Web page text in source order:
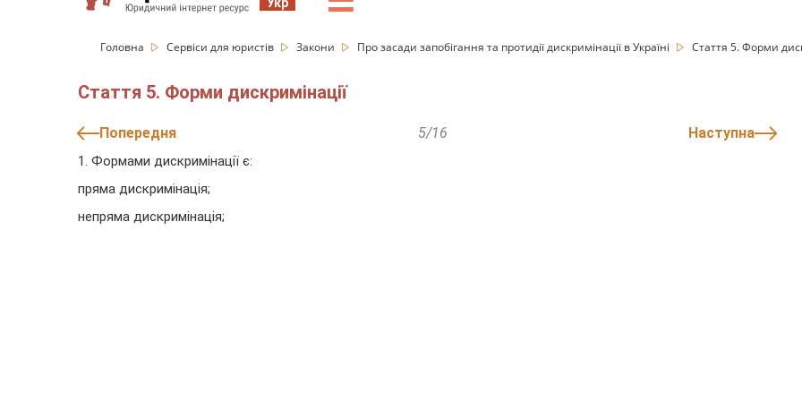
Головна Сервіси для юристів Закони Про засади запобігання та протидії дискримінації в Україні Стаття 5. Форми
Стаття 5. Форми дискримінації
Попередня 5/16 Наступна
1. Формами дискримінації є:
пряма дискримінація;
непряма дискримінація;